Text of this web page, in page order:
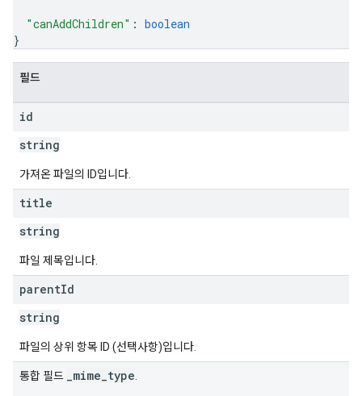
"canAddChildren" : boolean
}
필드
id
string
가져온 파일의 ID입니다.
title
string
파일 제목입니다.
parentId
string
파일의 상위 항목 ID (선택사항)입니다.
통합 필드 _mime_type